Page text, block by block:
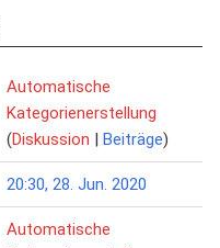
Automatische
Kategorienerstellung
(Diskussion | Beiträge)
20:30, 28. Jun. 2020
Automatische